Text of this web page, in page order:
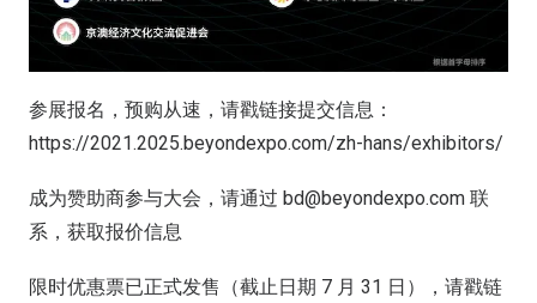
参展报名，预购从速，请戳链接提交信息：
https://2021.2025.beyondexpo.com/zh-hans/exhibitors/
成为赞助商参与大会，请通过 bd@beyondexpo.com 联
系，获取报价信息
限时优惠票已正式发售（截止日期 7 月 31 日），请戳链